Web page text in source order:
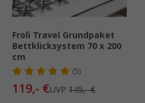
Froli Travel Grundpaket
Bettklicksystem 70 x 200
cm
(5)
119,- €UVP 145,- €